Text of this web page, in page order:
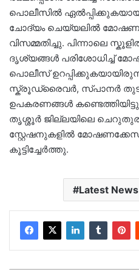
പൊലീസിൽ
ചോദ്യം ചെയ്യലിൽ
വിസമ്മതിച്ചു. പിന്നാലെ
ദൃശ്യങ്ങൾ പരിശോധിച്ച്
പൊലീസ്
സ്ക്രൂഡ്രൈവർ, സ്പാനർ
ഉപകരണങ്ങൾ
തൃശ്ശൂർ ജില്ലയിലെ
സ്റ്റേഷനുകളിൽ
കൂട്ടിച്ചേർത്തു.
Latest News